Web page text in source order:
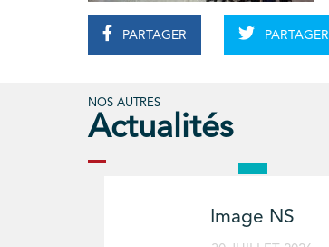
PARTAGER PARTAGER
NOS AUTRES
Actualités
Image NS